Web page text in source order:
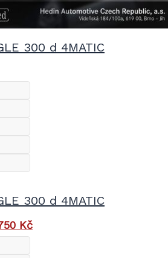
300 d 4MATIC
300 d 4MATIC
Kč